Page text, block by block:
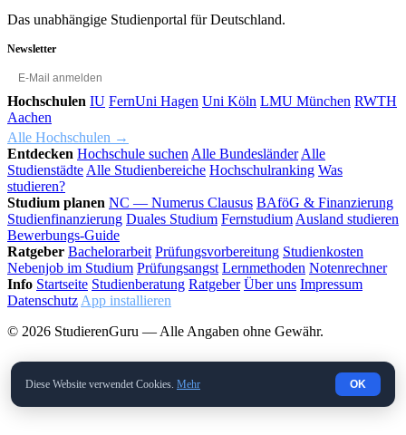
Das unabhängige Studienportal für Deutschland.
Newsletter
Hochschulen IU FernUni Hagen Uni Köln LMU München RWTH
Aachen
Alle Hochschulen →
Entdecken Hochschule suchen Alle Bundesländer Alle
Studienstädte Alle Studienbereiche Hochschulranking Was
studieren?
Studium planen NC — Numerus Clausus BAföG & Finanzierung
Studienfinanzierung Duales Studium Fernstudium Ausland studieren
Bewerbungs-Guide
Ratgeber Bachelorarbeit Prüfungsvorbereitung Studienkosten
Nebenjob im Studium Prüfungsangst Lernmethoden Notenrechner
Info Startseite Studienberatung Ratgeber Über uns Impressum
Datenschutz App installieren
© 2026 StudierenGuru — Alle Angaben ohne Gewähr.
Diese Website verwendet Cookies. Mehr OK